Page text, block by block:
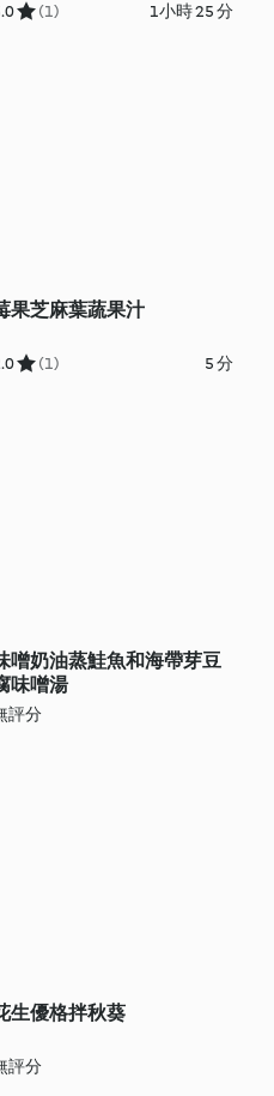
(1) 1小時 25 分
果芝麻葉蔬果汁
(1) 5 分
噌奶油蒸鮭魚和海帶芽豆
味噌湯
評分
生優格拌秋葵
評分